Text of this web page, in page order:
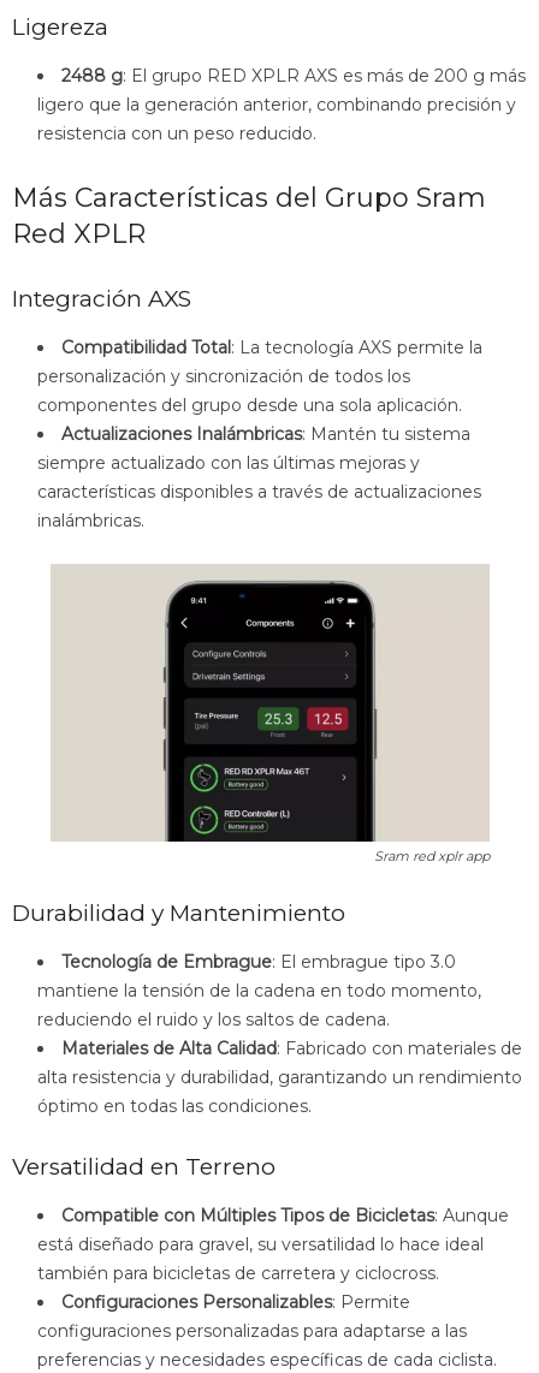
Ligereza
2488 g: El grupo RED XPLR AXS es más de 200 g más
ligero que la generación anterior, combinando precisión y
resistencia con un peso reducido.
Más Características del Grupo Sram
Red XPLR
Integración AXS
Compatibilidad Total: La tecnología AXS permite la
personalización y sincronización de todos los
componentes del grupo desde una sola aplicación.
Actualizaciones Inalámbricas: Mantén tu sistema
siempre actualizado con las últimas mejoras y
características disponibles a través de actualizaciones
inalámbricas.
Sram red xplr app
Durabilidad y Mantenimiento
Tecnología de Embrague: El embrague tipo 3.0
mantiene la tensión de la cadena en todo momento,
reduciendo el ruido y los saltos de cadena.
Materiales de Alta Calidad: Fabricado con materiales de
alta resistencia y durabilidad, garantizando un rendimiento
óptimo en todas las condiciones.
Versatilidad en Terreno
Compatible con Múltiples Tipos de Bicicletas: Aunque
está diseñado para gravel, su versatilidad lo hace ideal
también para bicicletas de carretera y ciclocross.
Configuraciones Personalizables: Permite
configuraciones personalizadas para adaptarse a las
preferencias y necesidades específicas de cada ciclista.